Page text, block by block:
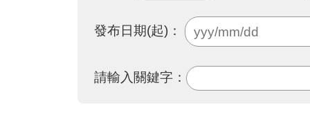
發布日期(起)：
請輸入關鍵字：